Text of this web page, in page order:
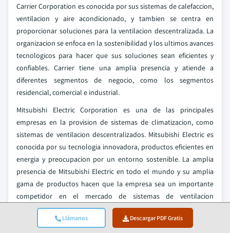
Llámanos Descargar PDF Gratis
Carrier Corporation es conocida por sus sistemas de calefaccion,
ventilacion y aire acondicionado, y tambien se centra en
proporcionar soluciones para la ventilacion descentralizada. La
organizacion se enfoca en la sostenibilidad y los ultimos avances
tecnologicos para hacer que sus soluciones sean eficientes y
confiables. Carrier tiene una amplia presencia y atiende a
diferentes segmentos de negocio, como los segmentos
residencial, comercial e industrial.
Mitsubishi Electric Corporation es una de las principales
empresas en la provision de sistemas de climatizacion, como
sistemas de ventilacion descentralizados. Mitsubishi Electric es
conocida por su tecnologia innovadora, productos eficientes en
energia y preocupacion por un entorno sostenible. La amplia
presencia de Mitsubishi Electric en todo el mundo y su amplia
gama de productos hacen que la empresa sea un importante
competidor en el mercado de sistemas de ventilacion
descentralizados.
Noticias de la industria de sistemas de ventilacion